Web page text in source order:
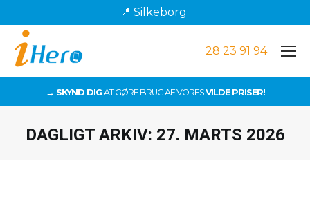
📍 Silkeborg
28 23 91 94
→ SKYND DIG AT GØRE BRUG AF VORESVILDE PRISER!
DAGLIGT ARKIV: 27. MARTS 2026